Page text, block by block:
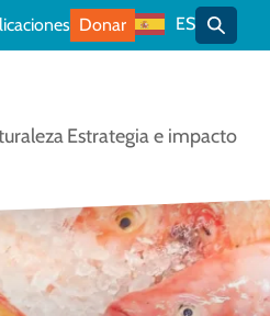
Estrategia e impacto
Donar ES